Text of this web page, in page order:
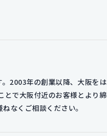
2003年の創業以降、大阪を
で大阪付近のお客様とより
なくご相談ください。